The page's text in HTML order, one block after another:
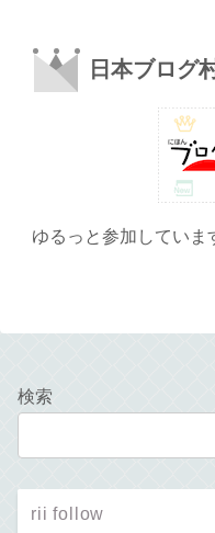
日本ブログ
ゆるっと参加していま
検索
rii follow